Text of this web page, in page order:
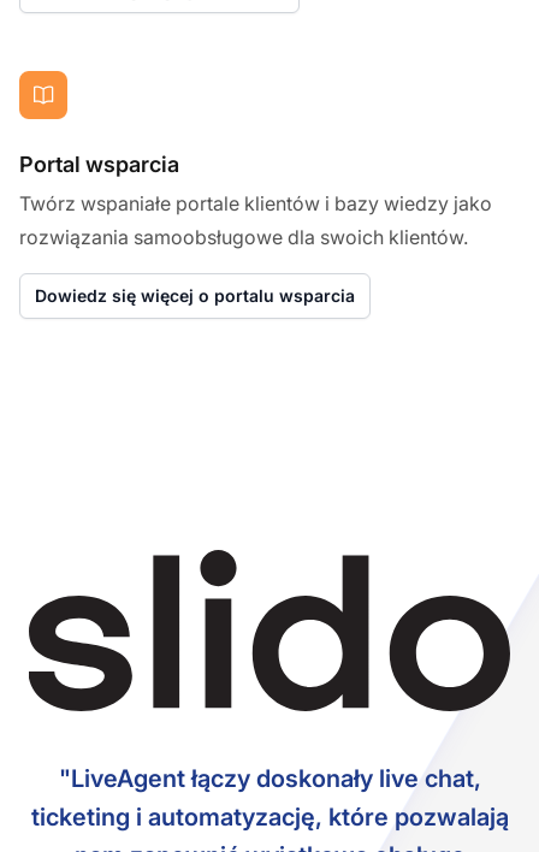
Portal wsparcia
Twórz wspaniałe portale klientów i bazy wiedzy jako
rozwiązania samoobsługowe dla swoich klientów.
Dowiedz się więcej o portalu wsparcia
"LiveAgent łączy doskonały live chat,
ticketing i automatyzację, które pozwalają